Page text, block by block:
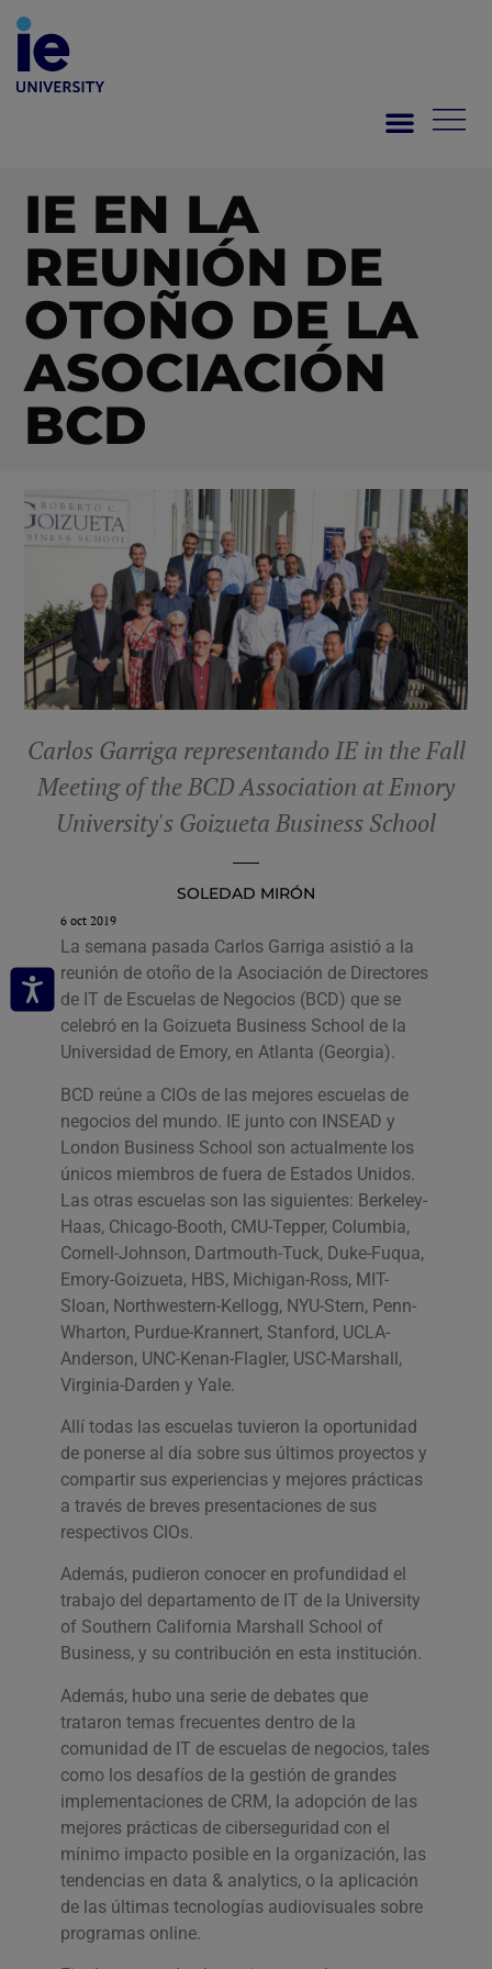
IE EN LA
REUNIÓN DE
OTOÑO DE LA
ASOCIACIÓN
BCD
Carlos Garriga representando IE in the Fall
Meeting of the BCD Association at Emory
University's Goizueta Business School
SOLEDAD MIRÓN
6 oct 2019
La semana pasada Carlos Garriga asistió a la
reunión de otoño de la Asociación de Directores
de IT de Escuelas de Negocios (BCD) que se
celebró en la Goizueta Business School de la
Universidad de Emory, en Atlanta (Georgia).
BCD reúne a CIOs de las mejores escuelas de
negocios del mundo. IE junto con INSEAD y
London Business School son actualmente los
únicos miembros de fuera de Estados Unidos.
Las otras escuelas son las siguientes: Berkeley-
Haas, Chicago-Booth, CMU-Tepper, Columbia,
Cornell-Johnson, Dartmouth-Tuck, Duke-Fuqua,
Emory-Goizueta, HBS, Michigan-Ross, MIT-
Sloan, Northwestern-Kellogg, NYU-Stern, Penn-
Wharton, Purdue-Krannert, Stanford, UCLA-
Anderson, UNC-Kenan-Flagler, USC-Marshall,
Virginia-Darden y Yale.
Allí todas las escuelas tuvieron la oportunidad
de ponerse al día sobre sus últimos proyectos y
compartir sus experiencias y mejores prácticas
a través de breves presentaciones de sus
respectivos CIOs.
Además, pudieron conocer en profundidad el
trabajo del departamento de IT de la University
of Southern California Marshall School of
Business, y su contribución en esta institución.
Además, hubo una serie de debates que
trataron temas frecuentes dentro de la
comunidad de IT de escuelas de negocios, tales
como los desafíos de la gestión de grandes
implementaciones de CRM, la adopción de las
mejores prácticas de ciberseguridad con el
mínimo impacto posible en la organización, las
tendencias en data & analytics, o la aplicación
de las últimas tecnologías audiovisuales sobre
programas online.